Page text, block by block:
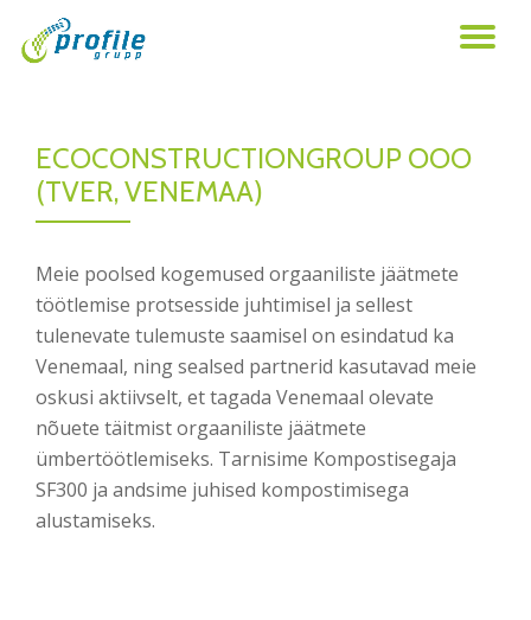
Skip
ECOCONSTRUCTIONGROUP OOO
(TVER, VENEMAA)
Meie poolsed kogemused orgaaniliste jäätmete
töötlemise protsesside juhtimisel ja sellest
tulenevate tulemuste saamisel on esindatud ka
Venemaal, ning sealsed partnerid kasutavad meie
oskusi aktiivselt, et tagada Venemaal olevate
nõuete täitmist orgaaniliste jäätmete
ümbertöötlemiseks. Tarnisime Kompostisegaja
SF300 ja andsime juhised kompostimisega
alustamiseks.